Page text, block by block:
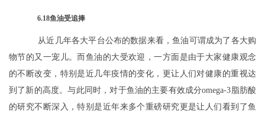
6.18鱼油受追捧
从近几年各大平台公布的数据来看，鱼油可谓成为了各大购
物节的又一宠儿。而鱼油的大受欢迎，一方面是由于大家健康观念
的不断改变，特别是近几年疫情的变化，更让人们对健康的重视达
到了新的高度。与此同时，对于鱼油的主要有效成分omega-3脂肪酸
的研究不断深入，特别是近年来多个重磅研究更是让人们看到了鱼